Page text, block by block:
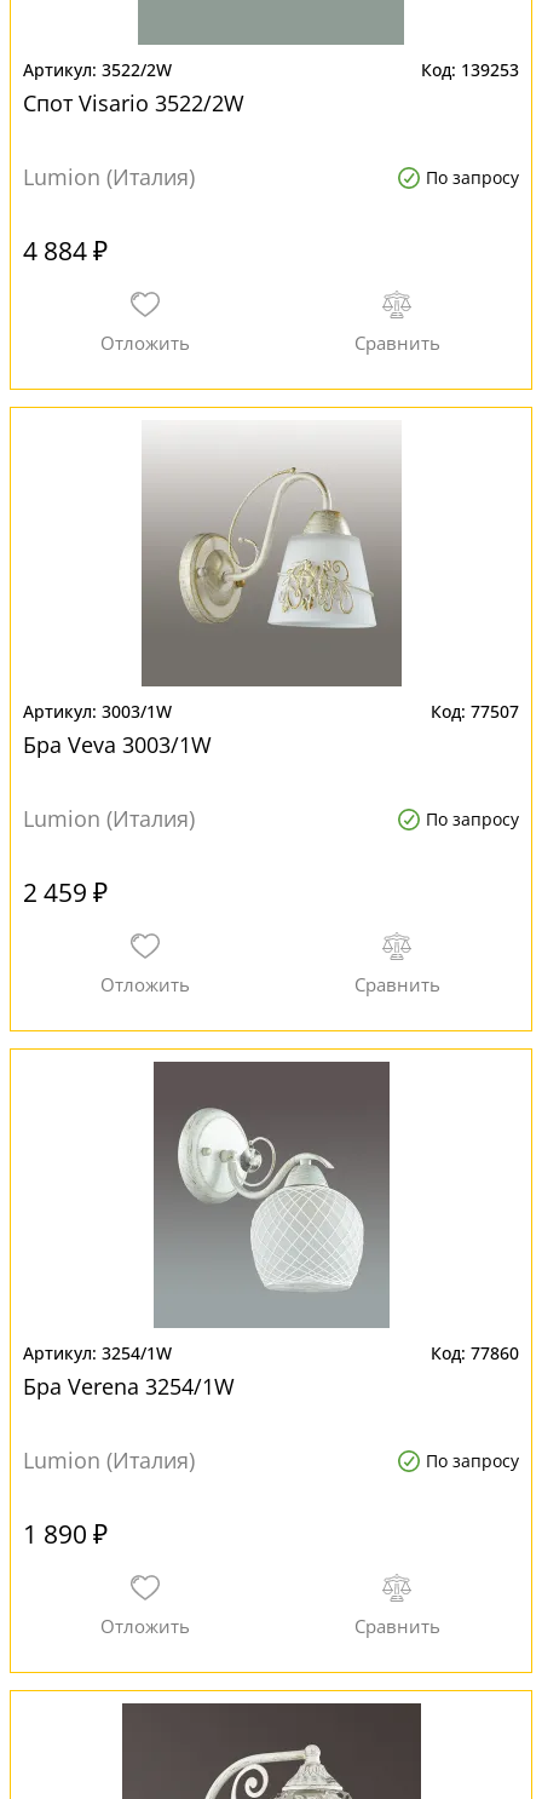
3522/2W 139253
Спот Visario 3522/2W
Lumion (Италия) По запросу
4 884 ₽
3003/1W 77507
Бра Veva 3003/1W
Lumion (Италия) По запросу
2 459 ₽
3254/1W 77860
Бра Verena 3254/1W
Lumion (Италия) По запросу
1 890 ₽